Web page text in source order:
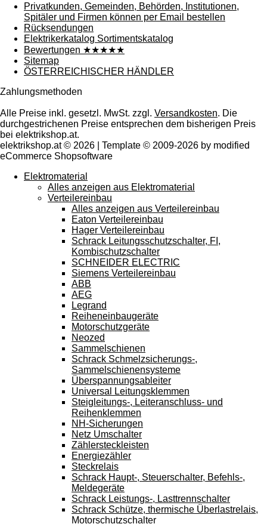
Privatkunden, Gemeinden, Behörden, Institutionen,
Spitäler und Firmen können per Email bestellen
Rücksendungen
Elektrikerkatalog Sortimentskatalog
Bewertungen ★★★★★
Sitemap
ÖSTERREICHISCHER HÄNDLER
Zahlungsmethoden
Alle Preise inkl. gesetzl. MwSt. zzgl. Versandkosten. Die
durchgestrichenen Preise entsprechen dem bisherigen Preis
bei elektrikshop.at.
elektrikshop.at © 2026 | Template © 2009-2026 by modified
eCommerce Shopsoftware
Elektromaterial
Alles anzeigen aus Elektromaterial
Verteilereinbau
Alles anzeigen aus Verteilereinbau
Eaton Verteilereinbau
Hager Verteilereinbau
Schrack Leitungsschutzschalter, FI,
Kombischutzschalter
SCHNEIDER ELECTRIC
Siemens Verteilereinbau
ABB
AEG
Legrand
Reiheneinbaugeräte
Motorschutzgeräte
Neozed
Sammelschienen
Schrack Schmelzsicherungs-,
Sammelschienensysteme
Überspannungsableiter
Universal Leitungsklemmen
Steigleitungs-, Leiteranschluss- und
Reihenklemmen
NH-Sicherungen
Netz Umschalter
Zählersteckleisten
Energiezähler
Steckrelais
Schrack Haupt-, Steuerschalter, Befehls-,
Meldegeräte
Schrack Leistungs-, Lasttrennschalter
Schrack Schütze, thermische Überlastrelais,
Motorschutzschalter